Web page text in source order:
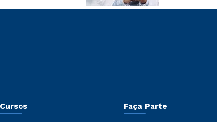
Cursos Faça Parte